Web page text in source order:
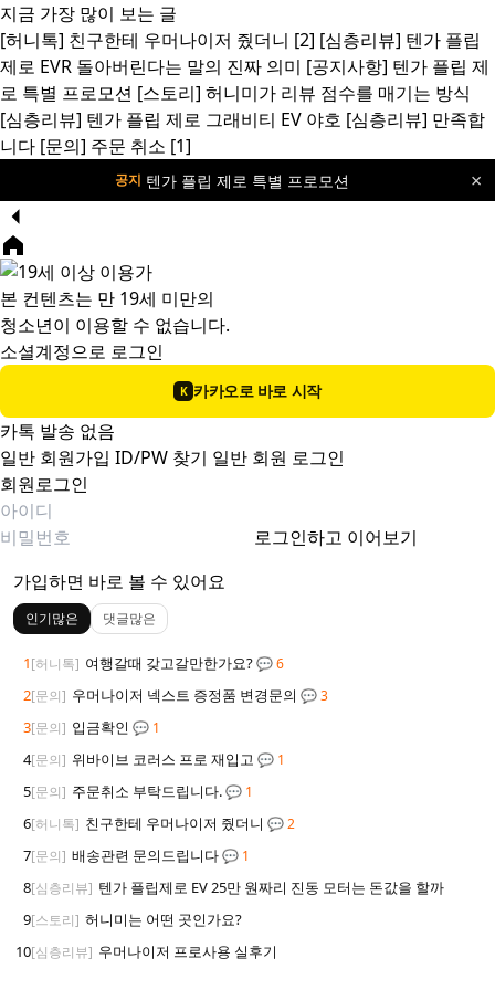
지금 가장 많이 보는 글
[허니톡] 친구한테 우머나이저 줬더니 [2] [심층리뷰] 텐가 플립
제로 EVR 돌아버린다는 말의 진짜 의미 [공지사항] 텐가 플립 제
로 특별 프로모션 [스토리] 허니미가 리뷰 점수를 매기는 방식
[심층리뷰] 텐가 플립 제로 그래비티 EV 야호 [심층리뷰] 만족합
니다 [문의] 주문 취소 [1]
공지 텐가 플립 제로 특별 프로모션 ×
본 컨텐츠는 만 19세 미만의
청소년이 이용할 수 없습니다.
소셜계정으로 로그인
K 카카오로 바로 시작
카톡 발송 없음
일반 회원가입 ID/PW 찾기 일반 회원 로그인
회원로그인
로그인하고 이어보기
가입하면 바로 볼 수 있어요
인기많은 댓글많은
1[허니톡] 여행갈때 갖고갈만한가요?💬 6
2[문의] 우머나이저 넥스트 증정품 변경문의 💬 3
3[문의] 입금확인 💬 1
4[문의] 위바이브 코러스 프로 재입고 💬 1
5[문의] 주문취소 부탁드립니다.💬 1
6[허니톡] 친구한테 우머나이저 줬더니 💬 2
7[문의] 배송관련 문의드립니다💬 1
8[심층리뷰] 텐가 플립제로 EV 25만 원짜리 진동 모터는 돈값을 할까
9[스토리] 허니미는 어떤 곳인가요?
10[심층리뷰] 우머나이저 프로사용 실후기